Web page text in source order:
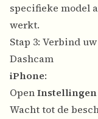
specifieke model
werkt.
Stap 3: Verbind
Dashcam
iPhone:
OpenInstellingen
Wacht tot de